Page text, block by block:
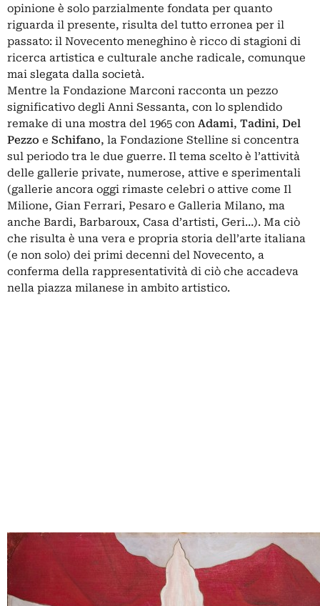
opinione è solo parzialmente fondata per quanto
riguarda il presente, risulta del tutto erronea per il
passato: il Novecento meneghino è ricco di stagioni di
ricerca artistica e culturale anche radicale, comunque
mai slegata dalla società.
Mentre la Fondazione Marconi racconta un pezzo
significativo degli Anni Sessanta, con lo splendido
remake di una mostra del 1965 con Adami, Tadini, Del
Pezzo e Schifano, la Fondazione Stelline si concentra
sul periodo tra le due guerre. Il tema scelto è l’attività
delle gallerie private, numerose, attive e sperimentali
(gallerie ancora oggi rimaste celebri o attive come Il
Milione, Gian Ferrari, Pesaro e Galleria Milano, ma
anche Bardi, Barbaroux, Casa d’artisti, Geri…). Ma ciò
che risulta è una vera e propria storia dell’arte italiana
(e non solo) dei primi decenni del Novecento, a
conferma della rappresentatività di ciò che accadeva
nella piazza milanese in ambito artistico.